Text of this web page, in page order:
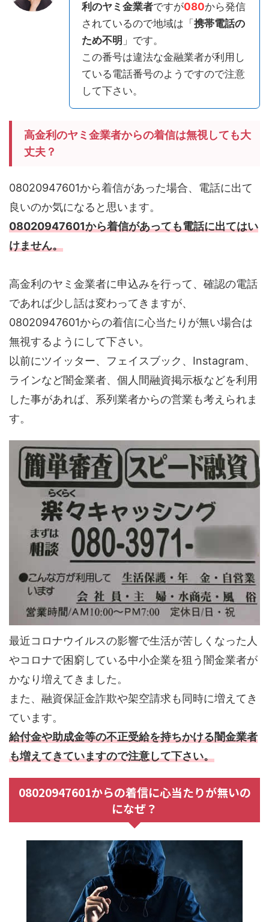
利のヤミ金業者ですが080から発信
されているので地域は「 携帯電話の
ため不明 」です。
この番号は違法な金融業者が利用し
ている電話番号のようですので注意
して下さい。
高金利のヤミ金業者からの着信は無視しても大
丈夫？
08020947601から着信があった場合、電話に出て
良いのか気になると思います。
08020947601から着信があっても電話に出てはい
けません。
高金利のヤミ金業者に申込みを行って、確認の電話
であれば少し話は変わってきますが、
08020947601からの着信に心当たりが無い場合は
無視するようにして下さい。
以前にツイッター、フェイスブック、Instagram、
ラインなど闇金業者、個人間融資掲示板などを利用
した事があれば、系列業者からの営業も考えられま
す。
最近コロナウイルスの影響で生活が苦しくなった人
やコロナで困窮している中小企業を狙う闇金業者が
かなり増えてきました。
また、融資保証金詐欺や架空請求も同時に増えてき
ています。
給付金や助成金等の不正受給を持ちかける闇金業者
も増えてきていますので注意して下さい。
08020947601からの着信に心当たりが無いの
になぜ？